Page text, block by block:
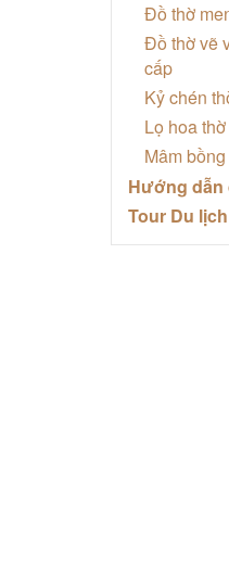
Đồ thờ
Đồ thờ vẽ
cấp
Kỷ chén
Lọ hoa
Mâm
Hướng
Tour Du